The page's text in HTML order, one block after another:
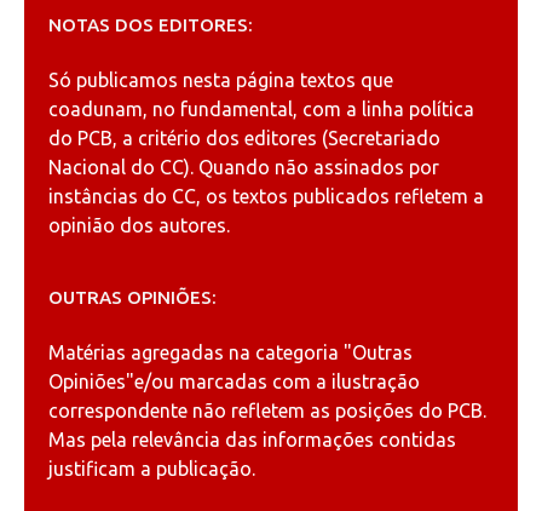
NOTAS DOS EDITORES:
Só publicamos nesta página textos que
coadunam, no fundamental, com a linha política
do PCB, a critério dos editores (Secretariado
Nacional do CC). Quando não assinados por
instâncias do CC, os textos publicados refletem a
opinião dos autores.
OUTRAS OPINIÕES:
Matérias agregadas na categoria "Outras
Opiniões"e/ou marcadas com a ilustração
correspondente não refletem as posições do PCB.
Mas pela relevância das informações contidas
justificam a publicação.